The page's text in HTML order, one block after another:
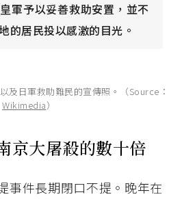
軍予以妥善救助安置，並不
的居民投以感激的目光。
及日軍救助難民的宣傳照。（Source：
Wikimedia）
京大屠殺的數十倍
事件長期閉口不提。晚年在